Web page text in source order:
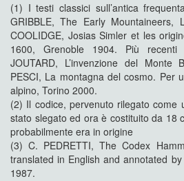
(1) I testi classici sull’antica
GRIBBLE, The Early
COOLIDGE, Josias Simler et les
1600, Grenoble 1904. Più
JOUTARD, L’invenzione del Monte
PESCI, La montagna del cosmo. Per
alpino, Torino 2000.
(2) Il codice, pervenuto rilegato come
stato slegato ed ora è costituito da 18
probabilmente era in origine
(3) C. PEDRETTI, The Codex
translated in English and annotated
1987.